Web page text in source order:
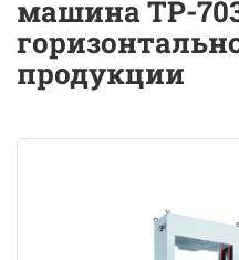
машина ТР-
продукции